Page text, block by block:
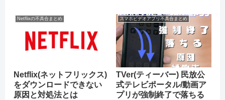
Netflixの不具合まとめ
Netflix(ネットフリックス)
をダウンロードできない
原因と対処法とは
スマホビデオアプリ不具合まとめ
TVer(ティーバー) 民放公
式テレビポータル/動画ア
プリが強制終了で落ちる